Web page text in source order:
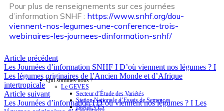
Pour plus de renseignements sur ces journées
d’information SNHF : https://www.snhf.org/dou-
viennent-nos-legumes-une-conference-trois-
webinaires-les-journees-dinformation-snhf/
Article précédent
Les Journées d’information SNHF I D’où viennent nos légumes ? I
Les légumes originaires de l’Ancien Monde et d’Afrique
intertropicale
Article suivant
Les Journées d’information I D’où viennent nos légumes ? I Les
Qui sommes-nous ?
Le GEVES
Secteur d’Étude des Variétés
Station Nationale d’Essais de Semences
BioGEVES